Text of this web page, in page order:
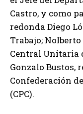
Castro, y como
redonda Diego
Trabajo;
Central Unitaria
Gonzalo Bustos,
Confederación
(CPC).